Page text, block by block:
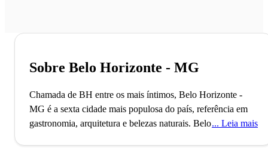
Sobre Belo Horizonte - MG
Chamada de BH entre os mais íntimos, Belo Horizonte -
MG é a sexta cidade mais populosa do país, referência em
gastronomia, arquitetura e belezas naturais. Belo Horizonte,
Leia mais